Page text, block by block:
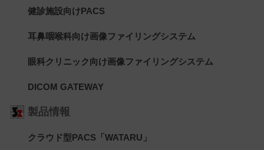
健診施設向けPACS
耳鼻咽喉科向け画像ファイリングシステム
眼科クリニック向け画像ファイリングシステム
DICOM GATEWAY
製品情報
クラウド型PACS「WATARU」